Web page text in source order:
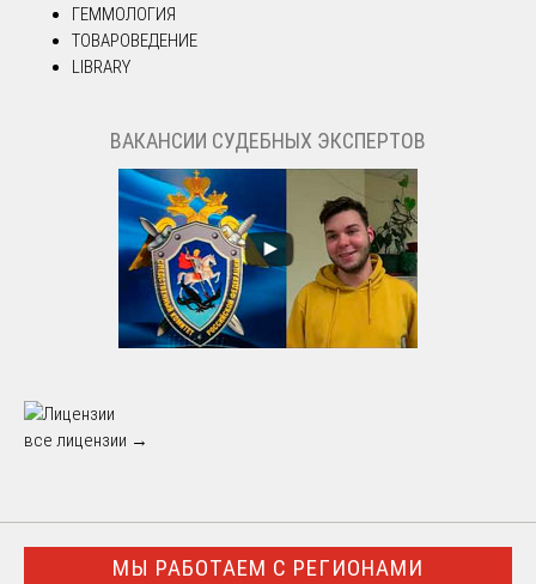
ГЕММОЛОГИЯ
ТОВАРОВЕДЕНИЕ
LIBRARY
ВАКАНСИИ СУДЕБНЫХ ЭКСПЕРТОВ
все лицензии →
МЫ РАБОТАЕМ С РЕГИОНАМИ